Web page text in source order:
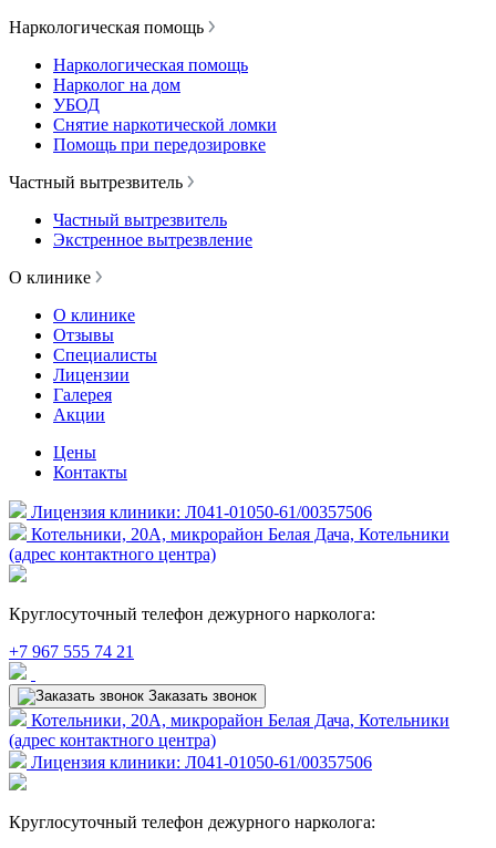
Наркологическая помощь
Наркологическая помощь
Нарколог на дом
УБОД
Снятие наркотической ломки
Помощь при передозировке
Частный вытрезвитель
Частный вытрезвитель
Экстренное вытрезвление
О клинике
О клинике
Отзывы
Специалисты
Лицензии
Галерея
Акции
Цены
Контакты
Лицензия клиники: Л041-01050-61/00357506
Котельники, 20А, микрорайон Белая Дача, Котельники
(адрес контактного центра)
Круглосуточный телефон дежурного нарколога:
+7 967 555 74 21
Заказать звонок
Котельники, 20А, микрорайон Белая Дача, Котельники
(адрес контактного центра)
Лицензия клиники: Л041-01050-61/00357506
Круглосуточный телефон дежурного нарколога: